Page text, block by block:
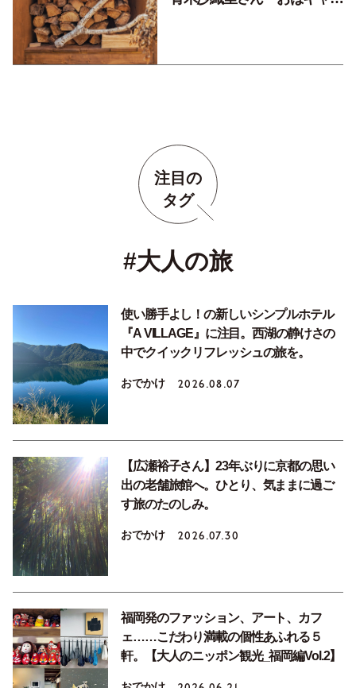
注目の
タグ
#大人の旅
使い勝手よし！の新しいシンプルホテル
『A VILLAGE』に注目。西湖の静けさの
中でクイックリフレッシュの旅を。
おでかけ 2026.08.07
【広瀬裕子さん】23年ぶりに京都の思い
出の老舗旅館へ。ひとり、気ままに過ご
す旅のたのしみ。
おでかけ 2026.07.30
福岡発のファッション、アート、カフ
ェ……こだわり満載の個性あふれる５
軒。【大人のニッポン観光_福岡編Vol.2】